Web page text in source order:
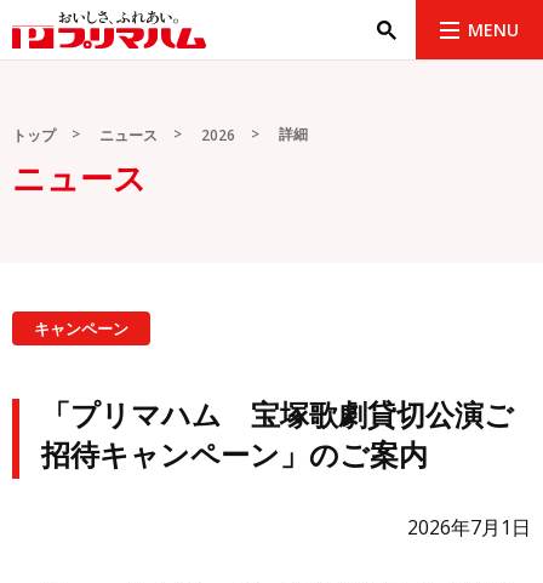
MENU
トップ ニュース 2026 詳細
ニュース
キャンペーン
「プリマハム 宝塚歌劇貸切公演ご
招待キャンペーン」のご案内
2026年7月1日